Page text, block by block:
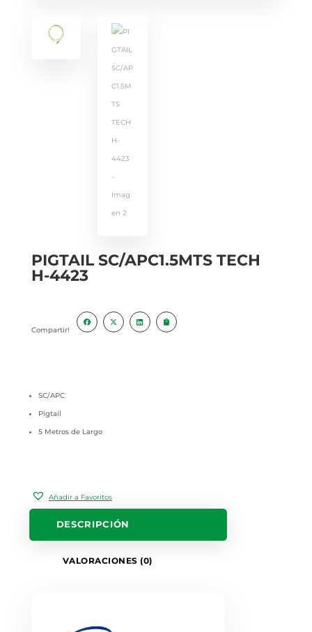
PIGTAIL SC/APC1.5MTS TECH
H-4423
Compartir!
SC/APC
Pigtail
5 Metros de Largo
Añadir a Favoritos
DESCRIPCIÓN
VALORACIONES (0)